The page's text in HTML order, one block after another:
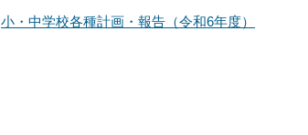
小・中学校各種計画・報告（令和6年度）